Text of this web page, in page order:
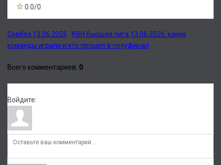
0.0/0
Совбез 13.06.2026
КВН Высшая лига 13.06.2026: какие
команды играли и кто прошел в полуфинал
Всего комментариев: 0
Войдите: